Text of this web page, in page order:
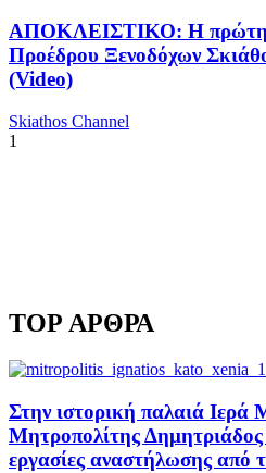
ΑΠΟΚΛΕΙΣΤΙΚΟ: Η πρώτη
Προέδρου Ξενοδόχων
(Video)
Skiathos Channel
1
TOP ΑΡΘΡΑ
Στην ιστορική παλαιά
Μητροπολίτης Δημητριάδος
εργασίες αναστήλωσης από